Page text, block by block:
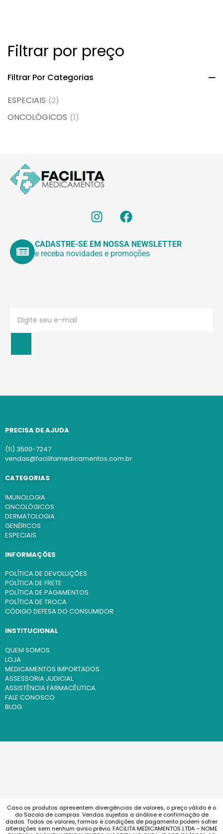
Filtrar por preço
Filtrar Por Categorias
ESPECIAIS (2)
ONCOLÓGICOS (1)
CADASTRE-SE EM NOSSA NEWSLETTER
e receba novidades e promoções
PRECISA DE AJUDA
(11) 3500-7247
vendas@facilitamedicamentos.com.br
CATEGORIAS
IMUNOLOGIA
ONCOLÓGICOS
DERMATOLOGIA
GENÉRICOS
ESPECIAIS
INFORMAÇÕES
POLÍTICA DE DEVOLUÇÕES
POLÍTICA DE FRETE
POLÍTICA DE PAGAMENTOS
POLÍTICA DE TROCA
CÓDIGO DEFESA DO CONSUMIDOR
INSTITUCIONAL
QUEM SOMOS
LOJA
MEDICAMENTOS IMPORTADOS
ASSESSORIA JUDICIAL
ASSISTÊNCIA FARMACÊUTICA
FALE CONOSCO
BLOG
Caso os produtos apresentem divergências de valores, o preço válido é o
do Sacola de compras. Vendas sujeitas a análise e confirmação de
dados. Todos os valores, formas e condições de pagamento podem sofrer
alterações sem nenhum aviso prévio. FACILITA MEDICAMENTOS LTDA – NOME